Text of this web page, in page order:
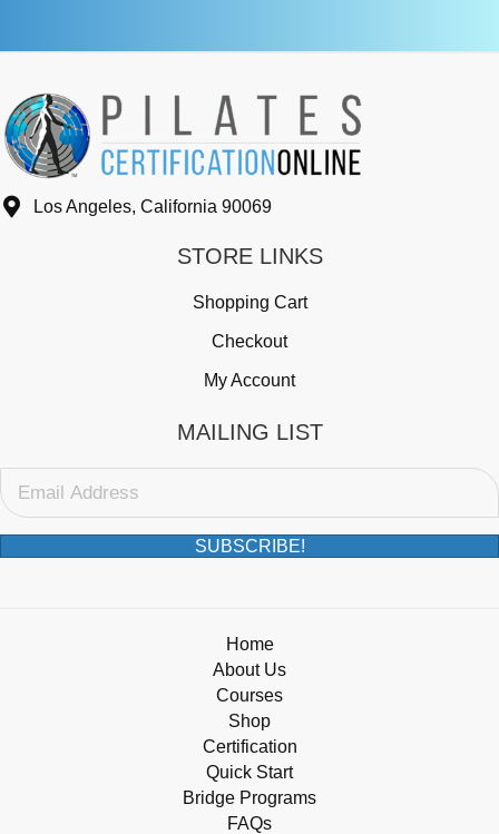
Los Angeles, California 90069
STORE LINKS
Shopping Cart
Checkout
My Account
MAILING LIST
SUBSCRIBE!
Home
About Us
Courses
Shop
Certification
Quick Start
Bridge Programs
FAQs